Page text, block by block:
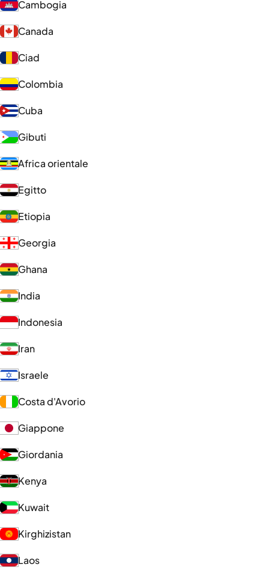
Cambogia
Canada
Ciad
Colombia
Cuba
Gibuti
Africa orientale
Egitto
Etiopia
Georgia
Ghana
India
Indonesia
Iran
Israele
Costa d'Avorio
Giappone
Giordania
Kenya
Kuwait
Kirghizistan
Laos